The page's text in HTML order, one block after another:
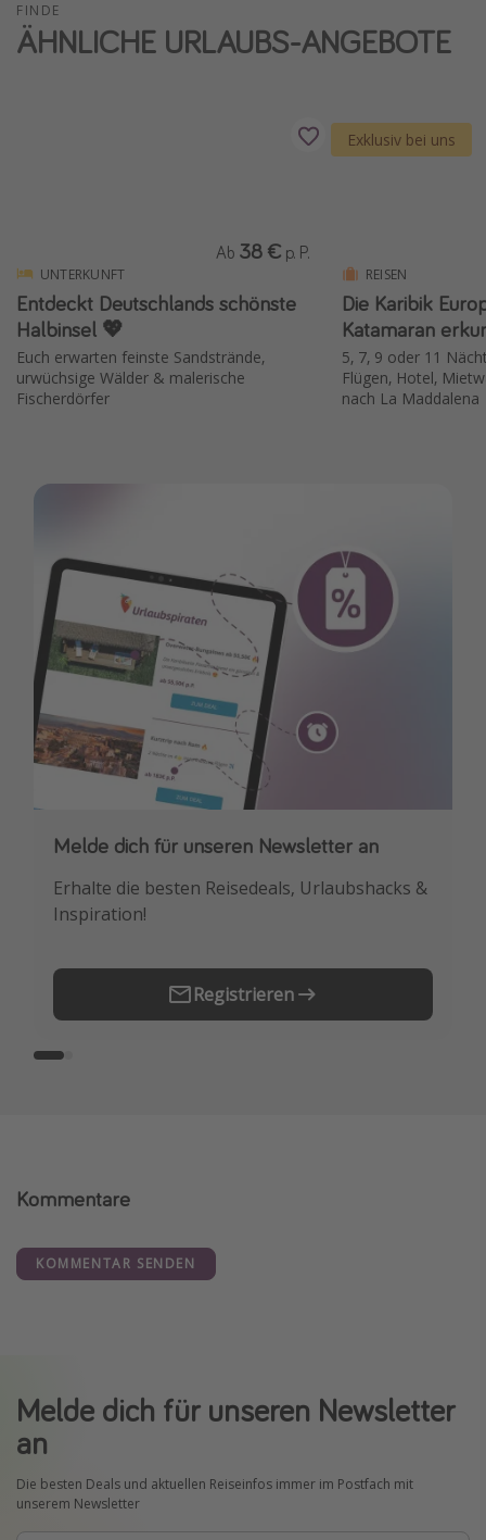
FINDE
ÄHNLICHE URLAUBS-ANGEBOTE
UNTERKUNFT
Entdeckt Deutschlands schönste
Halbinsel 💖
Euch erwarten feinste Sandstrände,
urwüchsige Wälder & malerische
Fischerdörfer
Ab 38 € p. P.
Exklusiv bei uns
REISEN
Die Karibik
Katamaran
5, 7, 9 oder 11
Flügen, Hotel,
nach La Maddalena
Melde dich für unseren Newsletter an
Erhalte die besten Reisedeals, Urlaubshacks &
Inspiration!
Registrieren
Downloade unsere App
Buche die besten Reiseschnäppchen als
Erstes.
Kommentare
KOMMENTAR SENDEN
Melde dich für unseren Newsletter
an
Die besten Deals und aktuellen Reiseinfos immer im Postfach mit
unserem Newsletter